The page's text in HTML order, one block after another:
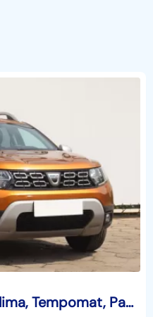
Dacia Duster I , Navi, Klima, Tempomat, Parktronic